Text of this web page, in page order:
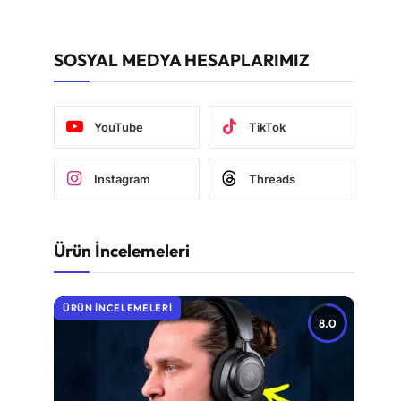
SOSYAL MEDYA HESAPLARIMIZ
YouTube TikTok
Instagram Threads
Ürün İncelemeleri
8.0
ÜRÜN İNCELEMELERI